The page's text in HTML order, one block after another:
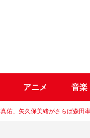
アニメ 音楽
佑、矢久保美緒がさらば森田